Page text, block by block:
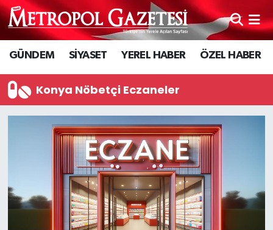
GÜNDEM SİYASET YEREL HABER ÖZEL HABER
Konya Nöbetçi Eczaneler
Hava Durumu
Trafik Durumu
Süper Lig Puan Durumu ve Fikstür
Tüm Manşetler
Son Dakika Haberleri
Haber Arşivi